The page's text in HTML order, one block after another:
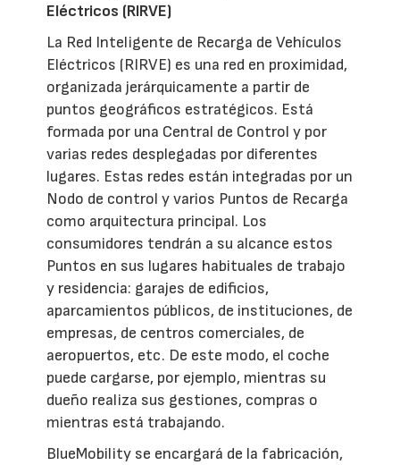
Eléctricos (RIRVE)
La Red Inteligente de Recarga de Vehículos
Eléctricos (RIRVE) es una red en proximidad,
organizada jerárquicamente a partir de
puntos geográficos estratégicos. Está
formada por una Central de Control y por
varias redes desplegadas por diferentes
lugares. Estas redes están integradas por un
Nodo de control y varios Puntos de Recarga
como arquitectura principal. Los
consumidores tendrán a su alcance estos
Puntos en sus lugares habituales de trabajo
y residencia: garajes de edificios,
aparcamientos públicos, de instituciones, de
empresas, de centros comerciales, de
aeropuertos, etc. De este modo, el coche
puede cargarse, por ejemplo, mientras su
dueño realiza sus gestiones, compras o
mientras está trabajando.
BlueMobility se encargará de la fabricación,